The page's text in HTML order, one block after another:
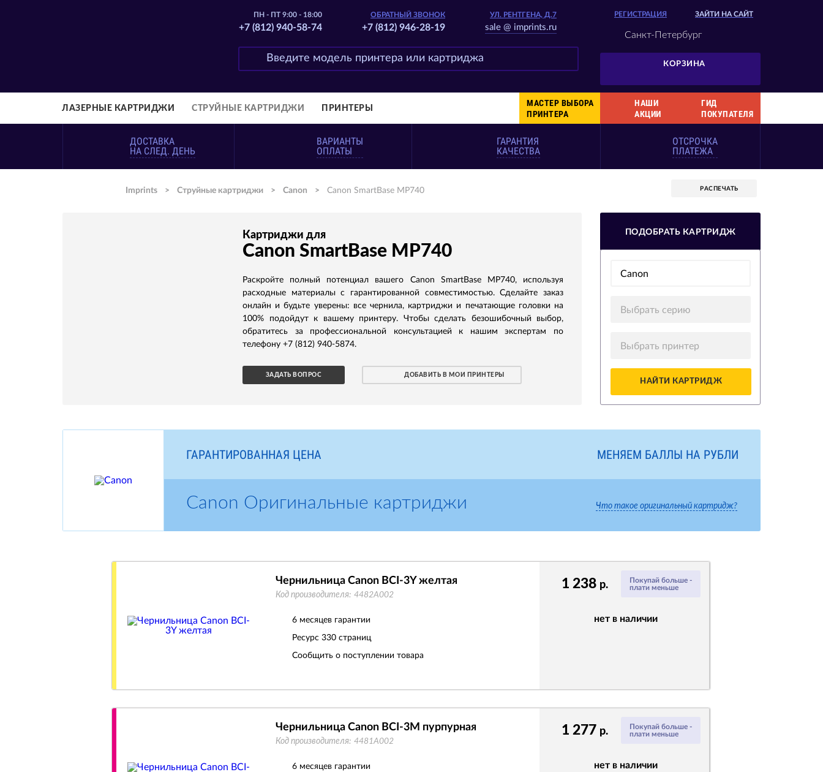
КОРЗИНА
РЕГИСТРАЦИЯ ЗАЙТИ НА САЙТ
Санкт-Петербург
ПН - ПТ 9:00 - 18:00
+7 (812) 940-58-74
ОБРАТНЫЙ ЗВОНОК
+7 (812) 946-28-19
УЛ. РЕНТГЕНА, Д.7
sale @ imprints.ru
НАШИ
АКЦИИ
ГИД
ПОКУПАТЕЛЯ
МАСТЕР ВЫБОРА
ПРИНТЕРА
ЛАЗЕРНЫЕ КАРТРИДЖИ СТРУЙНЫЕ КАРТРИДЖИ ПРИНТЕРЫ
ДОСТАВКА
НА СЛЕД. ДЕНЬ
ВАРИАНТЫ
ОПЛАТЫ
ГАРАНТИЯ
КАЧЕСТВА
ОТСРОЧКА
ПЛАТЕЖА
Imprints > Струйные картриджи > Canon > Canon SmartBase MP740
Картриджи для
Canon SmartBase MP740
Раскройте полный потенциал вашего Canon SmartBase MP740, используя
расходные материалы с гарантированной совместимостью. Сделайте заказ
онлайн и будьте уверены: все чернила, картриджи и печатающие головки на
100% подойдут к вашему принтеру. Чтобы сделать безошибочный выбор,
обратитесь за профессиональной консультацией к нашим экспертам по
телефону +7 (812) 940-5874.
ЗАДАТЬ ВОПРОС ДОБАВИТЬ В МОИ ПРИНТЕРЫ
РАСПЕЧАТЬ
ПОДОБРАТЬ КАРТРИДЖ
Canon
Выбрать серию
Выбрать принтер
НАЙТИ КАРТРИДЖ
МЕНЯЕМ БАЛЛЫ НА РУБЛИ
ГАРАНТИРОВАННАЯ ЦЕНА
Что такое оригинальный картридж?
Canon Оригинальные картриджи
Покупай больше -
плати меньше
1 238 р.
нет в наличии
Чернильница Canon BCI-3Y желтая
Код производителя: 4482A002
6 месяцев гарантии
Ресурс 330 страниц
Сообщить о поступлении товара
Покупай больше -
плати меньше
1 277 р.
нет в наличии
Чернильница Canon BCI-3M пурпурная
Код производителя: 4481A002
6 месяцев гарантии